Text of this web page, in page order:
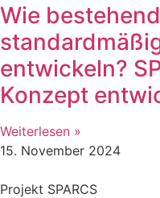
Wie
entwickeln?
Konzept
Weiterlesen »
15. November 2024
Projekt SPARCS